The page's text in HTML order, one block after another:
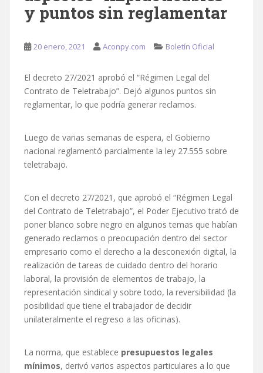
y puntos sin reglamentar
20 enero, 2021 Aconpy.com Boletín Oficial
El decreto 27/2021 aprobó el “Régimen Legal del
Contrato de Teletrabajo”. Dejó algunos puntos sin
reglamentar, lo que podría generar reclamos.
Luego de varias semanas de espera, el Gobierno
nacional reglamentó parcialmente la ley 27.555 sobre
teletrabajo.
Con el decreto 27/2021, que aprobó el “Régimen Legal
del Contrato de Teletrabajo”, el Poder Ejecutivo trató de
poner blanco sobre negro en algunos temas que habían
generado reclamos o preocupación dentro del sector
empresario como el derecho a la desconexión digital, la
realización de tareas de cuidado dentro del horario
laboral, la provisión de elementos de trabajo, la
representación sindical y sobre todo, la reversibilidad (la
posibilidad que tiene el trabajador de decidir
unilateralmente el regreso a las oficinas).
La norma, que establece presupuestos legales
mínimos, derivó varios aspectos particulares a lo que